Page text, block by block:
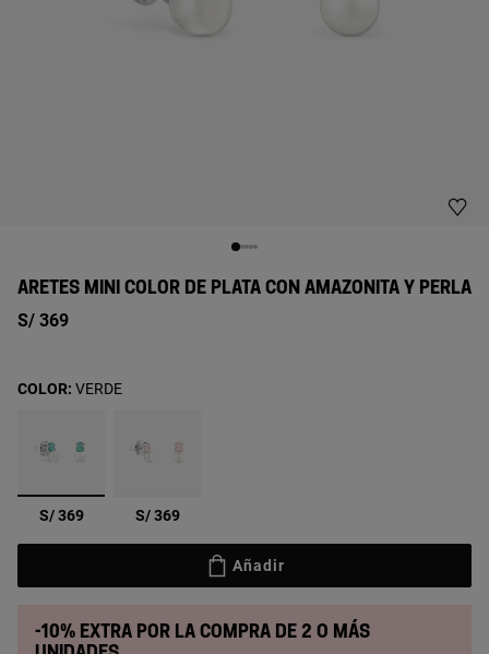
ARETES MINI COLOR DE PLATA CON AMAZONITA Y PERLA
S/ 369
seleccionado
S/ 369 S/ 369
COLOR: VERDE
Añadir
-10% extra por la compra de 2 o más